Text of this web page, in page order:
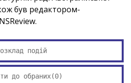
був редактором-
подій
до обраних(0)